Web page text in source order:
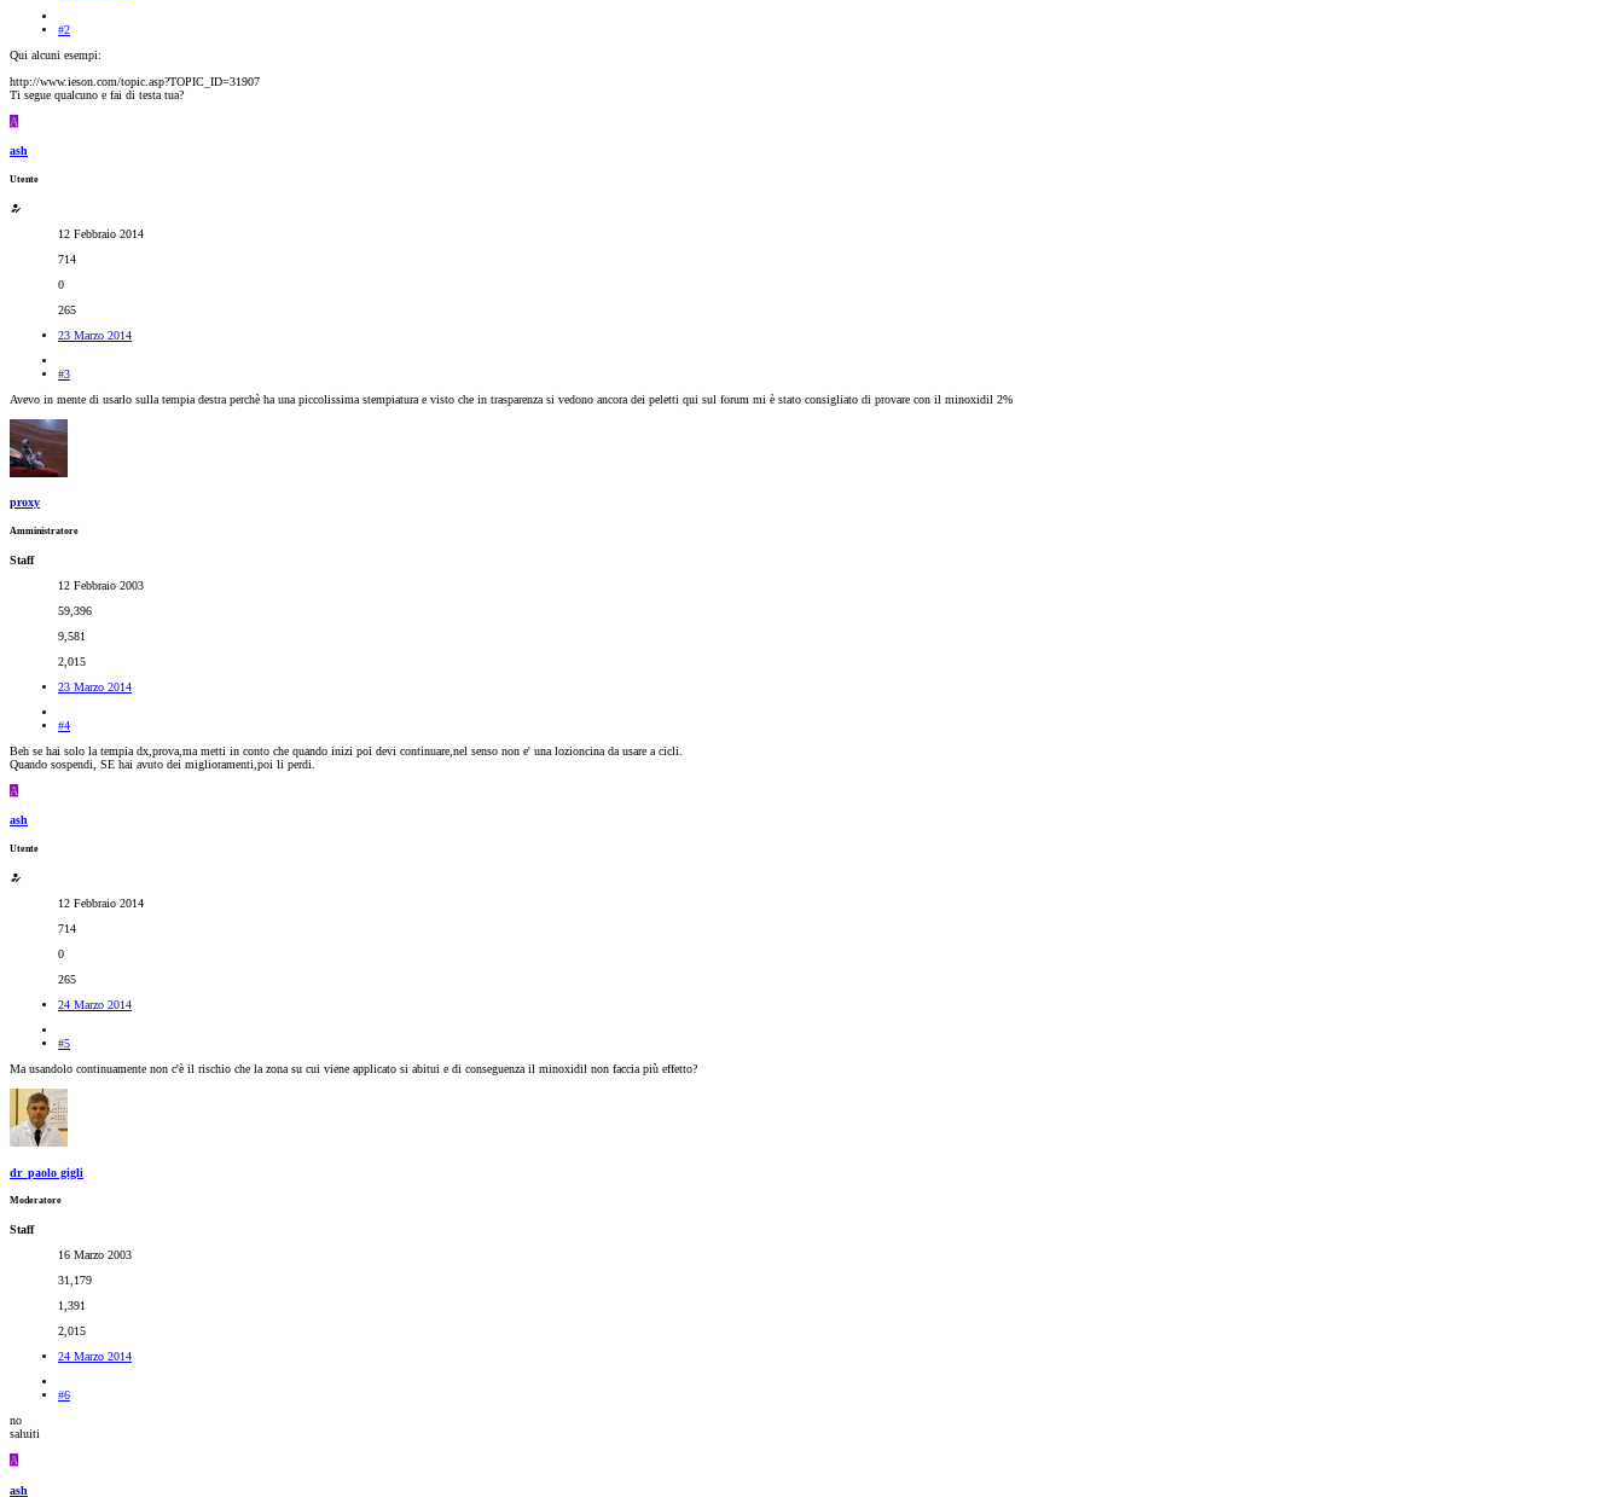
#2
Qui alcuni esempi:
http://www.ieson.com/topic.asp?TOPIC_ID=31907
Ti segue qualcuno e fai di testa tua?
A
ash
Utente
12 Febbraio 2014
714
0
265
23 Marzo 2014
#3
Avevo in mente di usarlo sulla tempia destra perchè ha una piccolissima stempiatura e visto che in trasparenza si vedono ancora dei peletti qui sul forum mi è stato consigliato di provare con il minoxidil 2%
proxy
Amministratore
Staff
12 Febbraio 2003
59,396
9,581
2,015
23 Marzo 2014
#4
Beh se hai solo la tempia dx,prova,ma metti in conto che quando inizi poi devi continuare,nel senso non e' una lozioncina da usare a cicli.
Quando sospendi, SE hai avuto dei miglioramenti,poi li perdi.
A
ash
Utente
12 Febbraio 2014
714
0
265
24 Marzo 2014
#5
Ma usandolo continuamente non c'è il rischio che la zona su cui viene applicato si abitui e di conseguenza il minoxidil non faccia più effetto?
dr_paolo gigli
Moderatore
Staff
16 Marzo 2003
31,179
1,391
2,015
24 Marzo 2014
#6
no
saluiti
A
ash